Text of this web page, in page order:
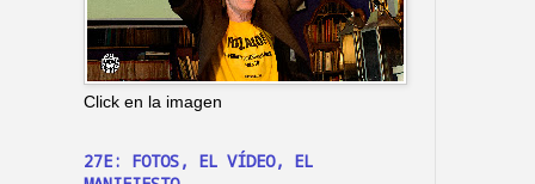
Click en la imagen
27E: FOTOS, EL VÍDEO, EL